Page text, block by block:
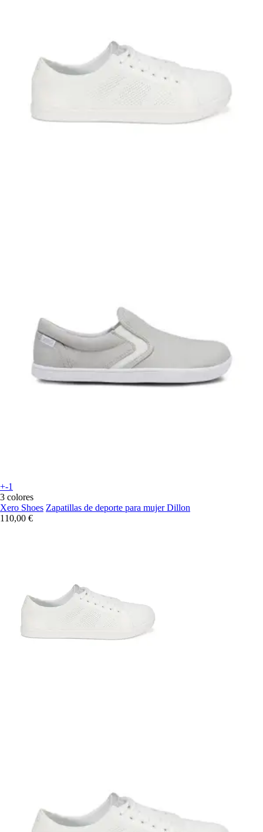
+-1
3 colores
Xero Shoes Zapatillas de deporte para mujer Dillon
110,00 €